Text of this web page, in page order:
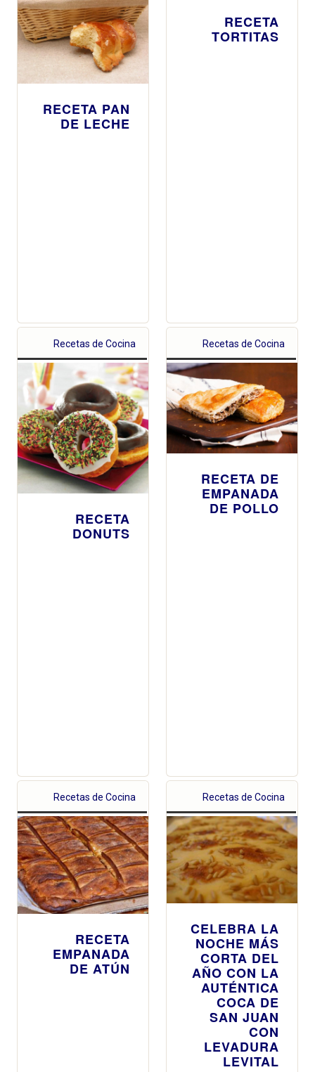
RECETA PAN
DE LECHE
RECETA
TORTITAS
Recetas de Cocina
RECETA
DONUTS
Recetas de Cocina
RECETA DE
EMPANADA
DE POLLO
Recetas de Cocina
RECETA
EMPANADA
DE ATÚN
Recetas de Cocina
CELEBRA LA
NOCHE MÁS
CORTA DEL
AÑO CON LA
AUTÉNTICA
COCA DE
SAN JUAN
CON
LEVADURA
LEVITAL